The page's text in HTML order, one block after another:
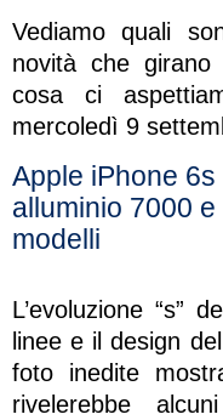
Vediamo quali
novità che
cosa ci
mercoledì 9
Apple iPhone
alluminio 7000
modelli
L’evoluzione “s”
linee e il design
foto inedite
rivelerebbe